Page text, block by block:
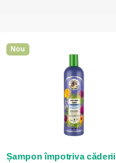
Nou
Șampon împotriva căderii